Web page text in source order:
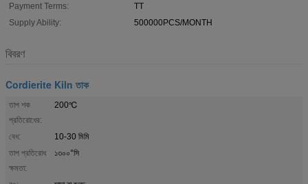
Payment Terms:
TT
Supply Ability:
500000PCS/MONTH
বিবরণ
Cordierite Kiln তাক
তাপ শক
প্রতিরোধের:
200℃
বেধ:
10-30 মিমি
তাপ প্রতিরোধ
ক্ষমতা:
১৩০০°সি